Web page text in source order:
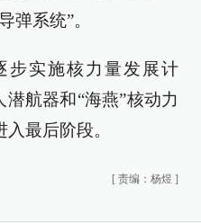
弹系统”。
步实施核力量发展计
航器和“海燕”核动力
最后阶段。
[ 责编：杨煜 ]